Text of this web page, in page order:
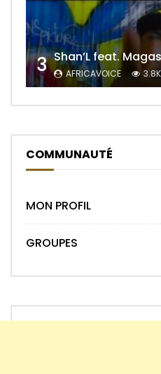
3 Shan’L feat.
AFRICAVOICE 3.8K
COMMUNAUTÉ
MON PROFIL
GROUPES